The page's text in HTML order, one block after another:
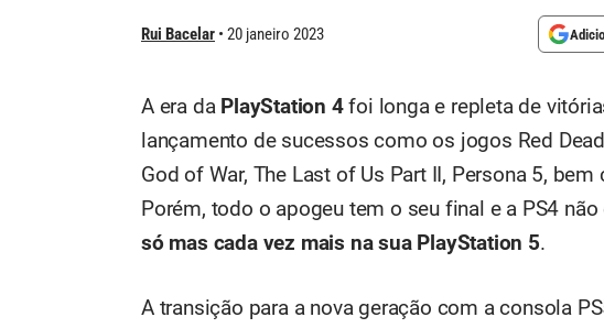
Rui Bacelar 20 janeiro 2023
A era da PlayStation 4foi longa e repleta de
lançamento de sucessos como os jogos Red
God of War, The Last of Us Part II, Persona 5,
Porém, todo o apogeu tem o seu final e a PS4
só mas cada vez mais na sua PlayStation 5.
A transição para a nova geração com a consola